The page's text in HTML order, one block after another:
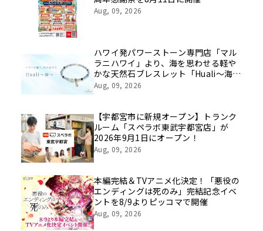
Aug, 09, 2026
ハワイ発パワーストーン専門店「マル
ラニハワイ」より、海を思わせる軽や
かな天然石ブレスレット「Huali～海
～」新登場！表参道店・ルクアイーレ
Aug, 09, 2026
【宇都宮市に新規オープン】トランク
ルーム「スペラボ東武宇都宮店」が
2026年9月1日にオープン！
Aug, 09, 2026
本編完結＆TVアニメ化決定！「悪役の
エンディングは死のみ」完結記念イベ
ントを8/9よりピッコマで開催
Aug, 09, 2026